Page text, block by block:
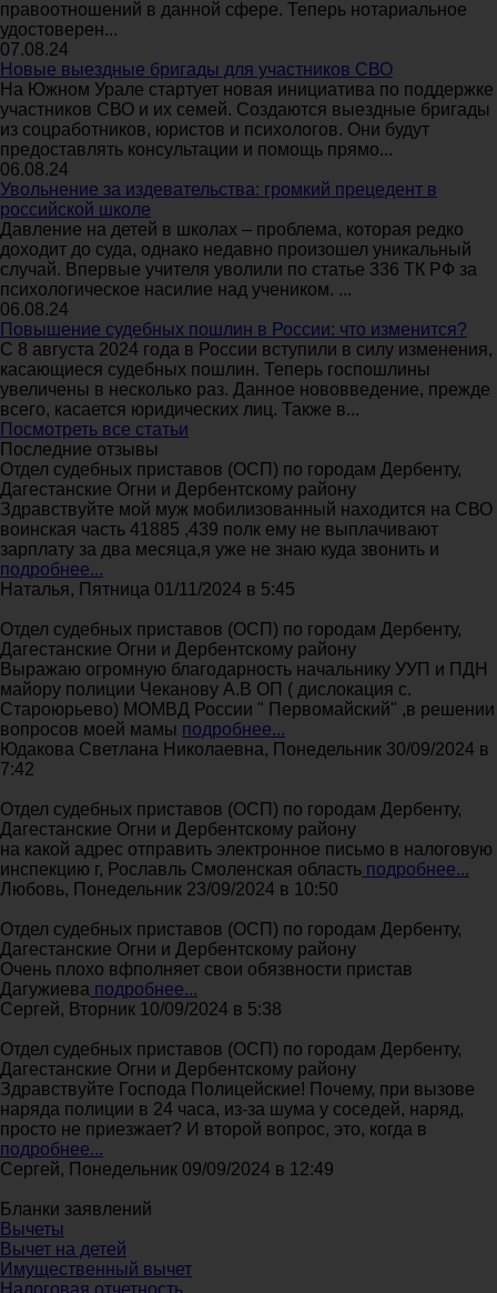
правоотношений в данной сфере. Теперь нотариальное
удостоверен...
07.08.24
Новые выездные бригады для участников СВО
На Южном Урале стартует новая инициатива по поддержке
участников СВО и их семей. Создаются выездные бригады
из соцработников, юристов и психологов. Они будут
предоставлять консультации и помощь прямо...
06.08.24
Увольнение за издевательства: громкий прецедент в
российской школе
Давление на детей в школах – проблема, которая редко
доходит до суда, однако недавно произошел уникальный
случай. Впервые учителя уволили по статье 336 ТК РФ за
психологическое насилие над учеником. ...
06.08.24
Повышение судебных пошлин в России: что изменится?
С 8 августа 2024 года в России вступили в силу изменения,
касающиеся судебных пошлин. Теперь госпошлины
увеличены в несколько раз. Данное нововведение, прежде
всего, касается юридических лиц. Также в...
Посмотреть все статьи
Последние отзывы
Отдел судебных приставов (ОСП) по городам Дербенту,
Дагестанские Огни и Дербентскому району
Здравствуйте мой муж мобилизованный находится на СВО
воинская часть 41885 ,439 полк ему не выплачивают
зарплату за два месяца,я уже не знаю куда звонить и
подробнее...
Наталья, Пятница 01/11/2024 в 5:45
Отдел судебных приставов (ОСП) по городам Дербенту,
Дагестанские Огни и Дербентскому району
Выражаю огромную благодарность начальнику УУП и ПДН
майору полиции Чеканову А.В ОП ( дислокация с.
Староюрьево) МОМВД России " Первомайский" ,в решении
вопросов моей мамы подробнее...
Юдакова Светлана Николаевна, Понедельник 30/09/2024 в
7:42
Отдел судебных приставов (ОСП) по городам Дербенту,
Дагестанские Огни и Дербентскому району
на какой адрес отправить электронное письмо в налоговую
инспекцию г, Рославль Смоленская область подробнее...
Любовь, Понедельник 23/09/2024 в 10:50
Отдел судебных приставов (ОСП) по городам Дербенту,
Дагестанские Огни и Дербентскому району
Очень плохо вфполняет свои обязвности пристав
Дагужиева подробнее...
Сергей, Вторник 10/09/2024 в 5:38
Отдел судебных приставов (ОСП) по городам Дербенту,
Дагестанские Огни и Дербентскому району
Здравствуйте Господа Полицейские! Почему, при вызове
наряда полиции в 24 часа, из-за шума у соседей, наряд,
просто не приезжает? И второй вопрос, это, когда в
подробнее...
Сергей, Понедельник 09/09/2024 в 12:49
Бланки заявлений
Вычеты
Вычет на детей
Имущественный вычет
Налоговая отчетность